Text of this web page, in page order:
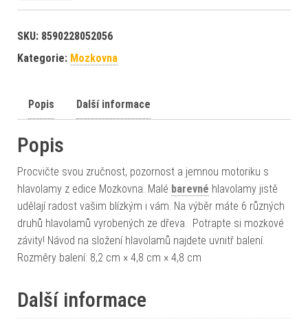
SKU: 8590228052056
Kategorie: Mozkovna
Popis Další informace
Popis
Procvičte svou zručnost, pozornost a jemnou motoriku s
hlavolamy z edice Mozkovna. Malé barevné hlavolamy jistě
udělají radost vašim blízkým i vám. Na výběr máte 6 různých
druhů hlavolamů vyrobených ze dřeva. Potrapte si mozkové
závity! Návod na složení hlavolamů najdete uvnitř balení.
Rozměry balení: 8,2 cm × 4,8 cm × 4,8 cm
Další informace